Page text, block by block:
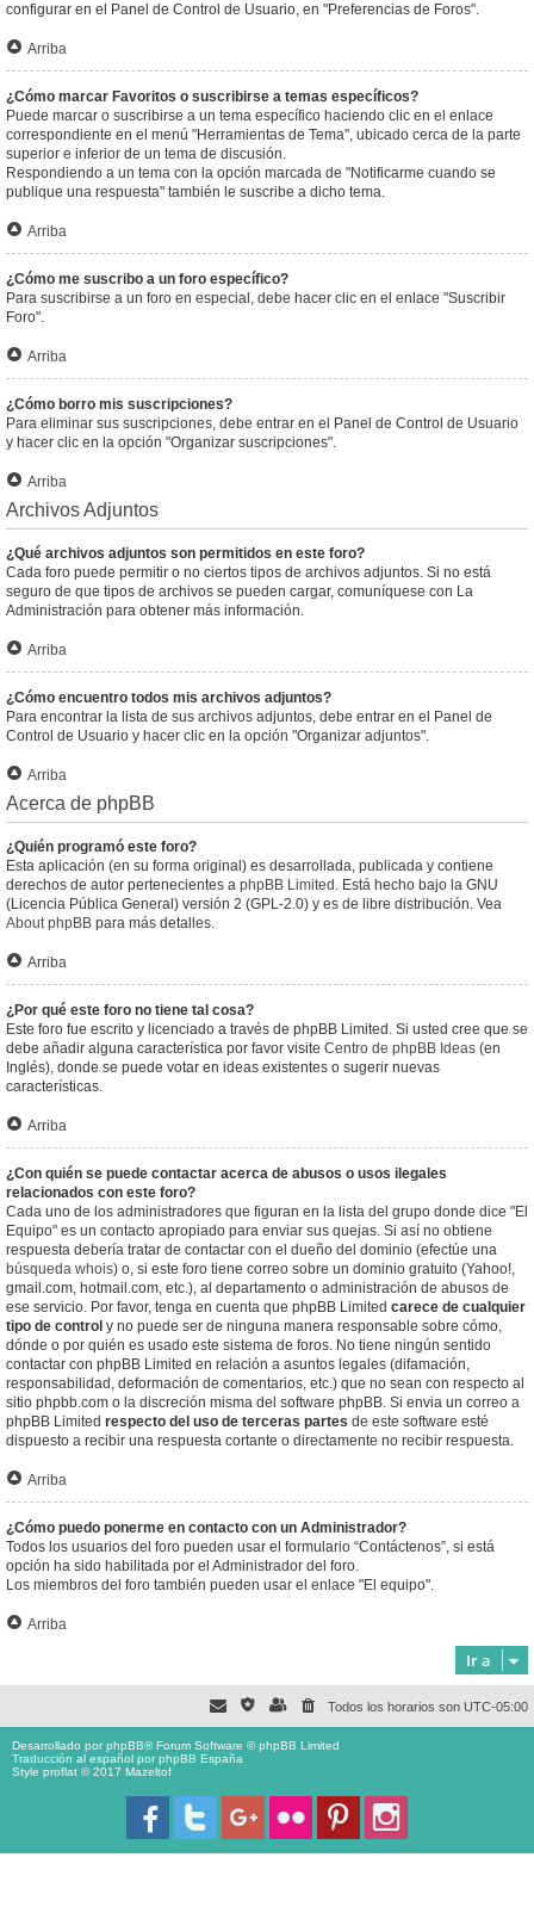
configurar en el Panel de Control de Usuario, en "Preferencias de Foros".
Arriba
¿Cómo marcar Favoritos o suscribirse a temas específicos?
Puede marcar o suscribirse a un tema específico haciendo clic en el enlace
correspondiente en el menú "Herramientas de Tema", ubicado cerca de la parte
superior e inferior de un tema de discusión.
Respondiendo a un tema con la opción marcada de "Notificarme cuando se
publique una respuesta" también le suscribe a dicho tema.
Arriba
¿Cómo me suscribo a un foro específico?
Para suscribirse a un foro en especial, debe hacer clic en el enlace "Suscribir
Foro".
Arriba
¿Cómo borro mis suscripciones?
Para eliminar sus suscripciones, debe entrar en el Panel de Control de Usuario
y hacer clic en la opción "Organizar suscripciones".
Arriba
Archivos Adjuntos
¿Qué archivos adjuntos son permitidos en este foro?
Cada foro puede permitir o no ciertos tipos de archivos adjuntos. Si no está
seguro de que tipos de archivos se pueden cargar, comuníquese con La
Administración para obtener más información.
Arriba
¿Cómo encuentro todos mis archivos adjuntos?
Para encontrar la lista de sus archivos adjuntos, debe entrar en el Panel de
Control de Usuario y hacer clic en la opción "Organizar adjuntos".
Arriba
Acerca de phpBB
¿Quién programó este foro?
Esta aplicación (en su forma original) es desarrollada, publicada y contiene
derechos de autor pertenecientes a phpBB Limited . Está hecho bajo la GNU
(Licencia Pública General) versión 2 (GPL-2.0) y es de libre distribución. Vea
About phpBB para más detalles.
Arriba
¿Por qué este foro no tiene tal cosa?
Este foro fue escrito y licenciado a través de phpBB Limited. Si usted cree que se
debe añadir alguna característica por favor visite Centro de phpBB Ideas (en
Inglés), donde se puede votar en ideas existentes o sugerir nuevas
características.
Arriba
¿Con quién se puede contactar acerca de abusos o usos ilegales
relacionados con este foro?
Cada uno de los administradores que figuran en la lista del grupo donde dice "El
Equipo" es un contacto apropiado para enviar sus quejas. Si así no obtiene
respuesta debería tratar de contactar con el dueño del dominio (efectúe una
búsqueda whois) o, si este foro tiene correo sobre un dominio gratuito (Yahoo!,
gmail.com, hotmail.com, etc.), al departamento o administración de abusos de
ese servicio. Por favor, tenga en cuenta que phpBB Limited carece de cualquier
tipo de control y no puede ser de ninguna manera responsable sobre cómo,
dónde o por quién es usado este sistema de foros. No tiene ningún sentido
contactar con phpBB Limited en relación a asuntos legales (difamación,
responsabilidad, deformación de comentarios, etc.) que no sean con respecto al
sitio phpbb.com o la discreción misma del software phpBB. Si envia un correo a
phpBB Limited respecto del uso de terceras partes de este software esté
dispuesto a recibir una respuesta cortante o directamente no recibir respuesta.
Arriba
¿Cómo puedo ponerme en contacto con un Administrador?
Todos los usuarios del foro pueden usar el formulario “Contáctenos”, si está
opción ha sido habilitada por el Administrador del foro.
Los miembros del foro también pueden usar el enlace "El equipo".
Arriba
Ir a
Todos los horarios son UTC-05:00
Desarrollado porphpBB® Forum Software © phpBB Limited
Traducción al español porphpBB España
Style proflat © 2017 Mazeltof